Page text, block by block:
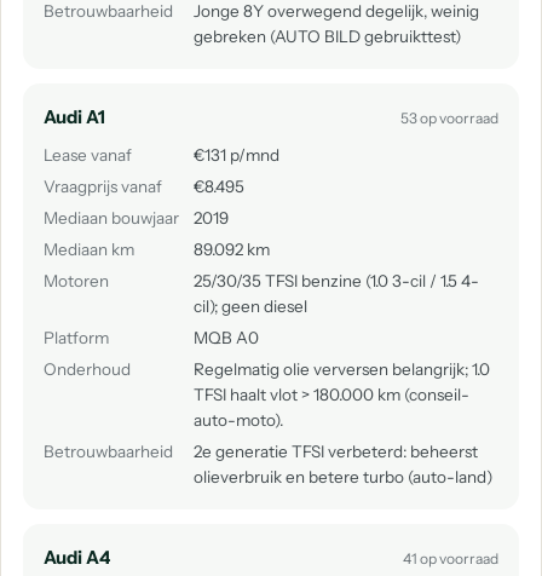
Betrouwbaarheid
Jonge 8Y overwegend degelijk, weinig
gebreken (AUTO BILD gebruikttest)
Audi A1 53 op voorraad
Lease vanaf
€131 p/mnd
Vraagprijs vanaf
€8.495
Mediaan bouwjaar
2019
Mediaan km
89.092 km
Motoren
25/30/35 TFSI benzine (1.0 3-cil / 1.5 4-
cil); geen diesel
Platform
MQB A0
Onderhoud
Regelmatig olie verversen belangrijk; 1.0
TFSI haalt vlot > 180.000 km (conseil-
auto-moto).
Betrouwbaarheid
2e generatie TFSI verbeterd: beheerst
olieverbruik en betere turbo (auto-land)
Audi A4 41 op voorraad